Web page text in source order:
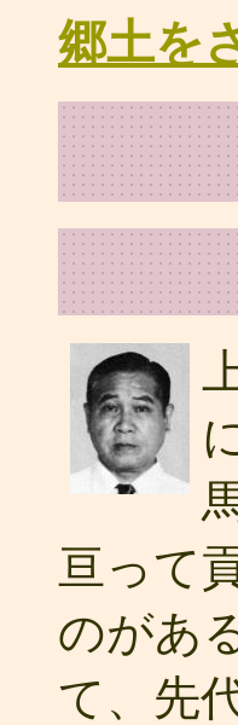
郷土を
亘って
のがあ
て、先